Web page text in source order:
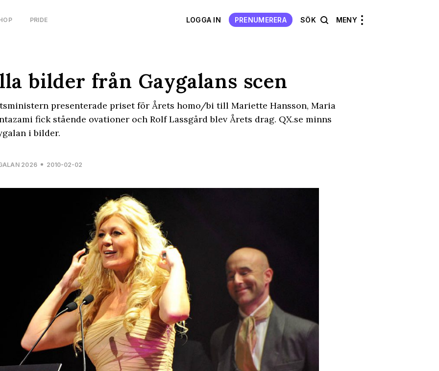
PRIDE LOGGA IN PRENUMERERA SÖK MENY
bilder från Gaygalans scen
presenterade priset för Årets homo/bi till Mariette Hansson, Maria
fick stående ovationer och Rolf Lassgård blev Årets drag. QX.se minns
i bilder.
2026 2010-02-02